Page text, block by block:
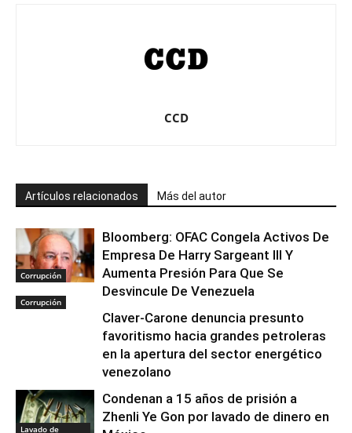
CCD
Artículos relacionados Más del autor
Corrupción
Bloomberg: OFAC Congela Activos De
Empresa De Harry Sargeant III Y
Aumenta Presión Para Que Se
Desvincule De Venezuela
Corrupción
Claver-Carone denuncia presunto
favoritismo hacia grandes petroleras
en la apertura del sector energético
venezolano
Lavado de
Condenan a 15 años de prisión a
Zhenli Ye Gon por lavado de dinero en